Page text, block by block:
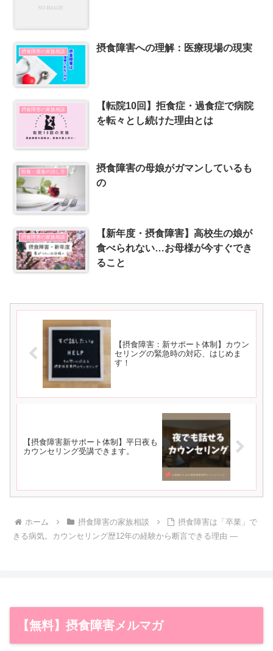
摂食障害の家族相談 摂食障害への理解：医療現場の現実
摂食障害の家族相談
【転院10回】拒食症・過食症で病院
を転々とし続けた理由とは
拒食・過食の治し方
摂食障害の母娘がガマンしているも
の
摂食障害の家族相談
【新年度・摂食障害】高校生の娘が
食べられない…お母様が今すぐでき
ること
【摂食障害：新サポート体制】カウン
セリングの緊急時の対応、はじめま
す！
【摂食障害新サポート体制】平日夜も
カウンセリング受講できます。
ホーム 摂食障害の家族相談
摂食障害は「卒業」で
きる病気。カウンセリング歴12年の経験から断言できる理由 —
【無料】摂食障害メルマガ